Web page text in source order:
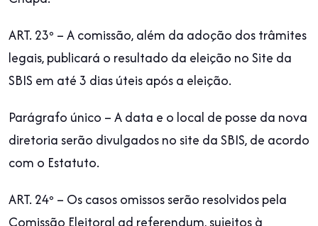
ART. 23º – A comissão, além da adoção dos trâmites
legais, publicará o resultado da eleição no Site da
SBIS em até 3 dias úteis após a eleição.
Parágrafo único – A data e o local de posse da nova
diretoria serão divulgados no site da SBIS, de acordo
com o Estatuto.
ART. 24º – Os casos omissos serão resolvidos pela
Comissão Eleitoral ad referendum, sujeitos à